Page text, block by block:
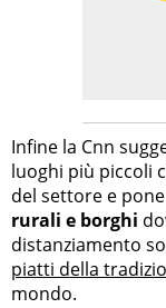
Infine la Cnn
luoghi più piccoli
del settore e
rurali e borghi
distanziamento
piatti della
mondo.